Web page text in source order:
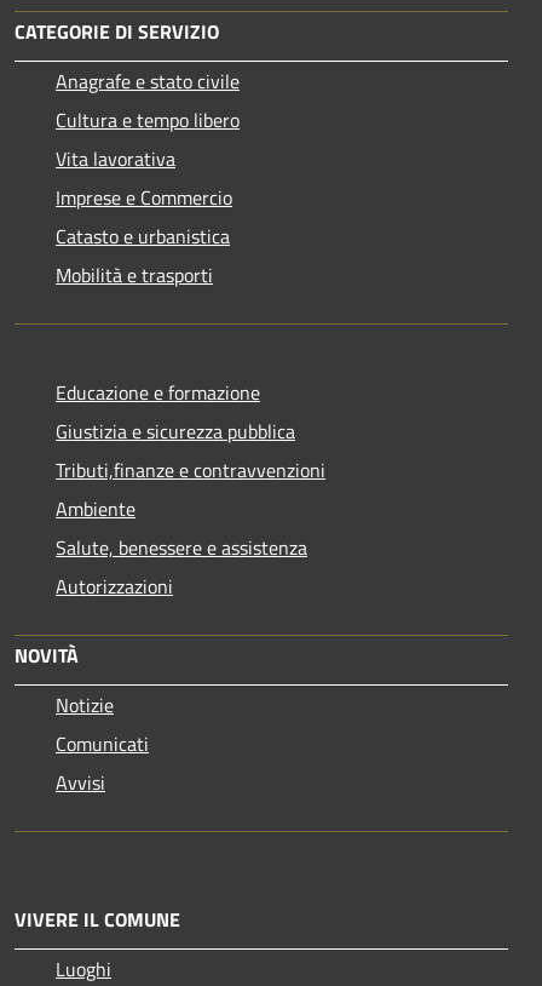
CATEGORIE DI SERVIZIO
Anagrafe e stato civile
Cultura e tempo libero
Vita lavorativa
Imprese e Commercio
Catasto e urbanistica
Mobilità e trasporti
Educazione e formazione
Giustizia e sicurezza pubblica
Tributi,finanze e contravvenzioni
Ambiente
Salute, benessere e assistenza
Autorizzazioni
NOVITÀ
Notizie
Comunicati
Avvisi
VIVERE IL COMUNE
Luoghi